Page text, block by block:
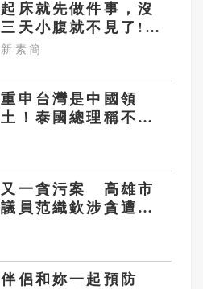
起床就先做件事，沒
三天小腹就不見了!
肚子一天天變小！
新素簡
重申台灣是中國領
土！泰國總理稱不影
又一貪污案 高雄市
議員范織欽涉貪遭聲
伴侶和妳一起預防